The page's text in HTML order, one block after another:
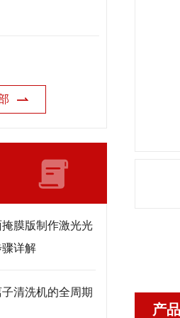
膜版制作激光光
详解
清洗机的全周期
产